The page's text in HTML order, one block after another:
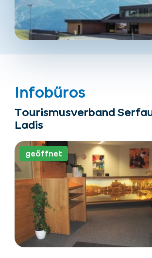
Infobüros
Tourismusverband
Ladis
geöffnet